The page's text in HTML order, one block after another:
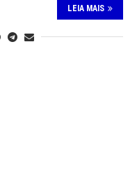
LEIA MAIS